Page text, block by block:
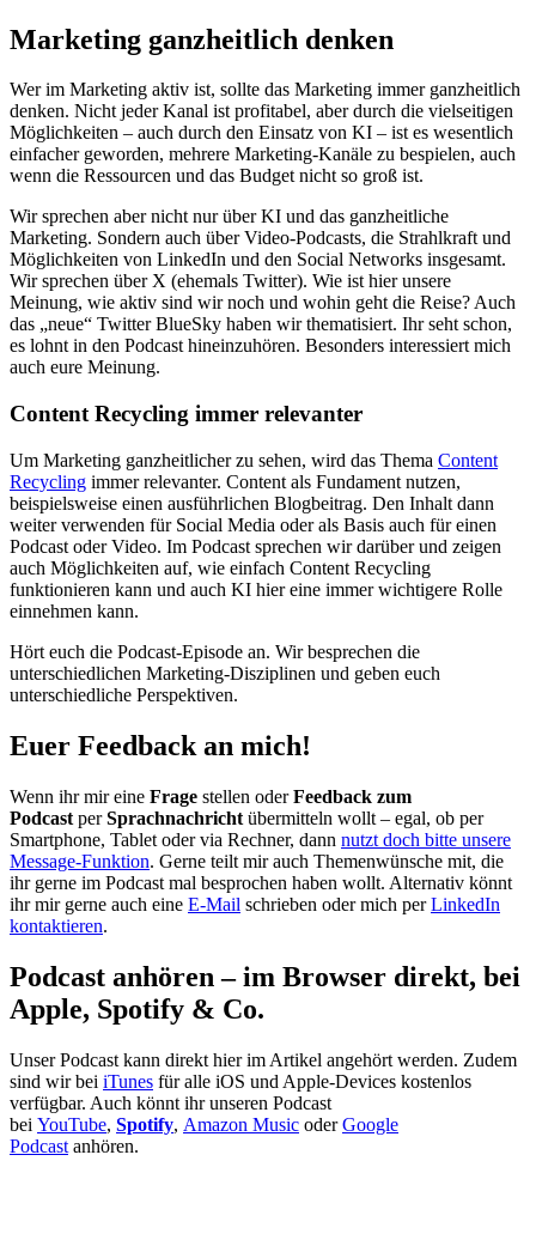
Marketing ganzheitlich denken
Wer im Marketing aktiv ist, sollte das Marketing immer ganzheitlich
denken. Nicht jeder Kanal ist profitabel, aber durch die vielseitigen
Möglichkeiten – auch durch den Einsatz von KI – ist es wesentlich
einfacher geworden, mehrere Marketing-Kanäle zu bespielen, auch
wenn die Ressourcen und das Budget nicht so groß ist.
Wir sprechen aber nicht nur über KI und das ganzheitliche
Marketing. Sondern auch über Video-Podcasts, die Strahlkraft und
Möglichkeiten von LinkedIn und den Social Networks insgesamt.
Wir sprechen über X (ehemals Twitter). Wie ist hier unsere
Meinung, wie aktiv sind wir noch und wohin geht die Reise? Auch
das „neue“ Twitter BlueSky haben wir thematisiert. Ihr seht schon,
es lohnt in den Podcast hineinzuhören. Besonders interessiert mich
auch eure Meinung.
Content Recycling immer relevanter
Um Marketing ganzheitlicher zu sehen, wird das Thema Content
Recycling immer relevanter. Content als Fundament nutzen,
beispielsweise einen ausführlichen Blogbeitrag. Den Inhalt dann
weiter verwenden für Social Media oder als Basis auch für einen
Podcast oder Video. Im Podcast sprechen wir darüber und zeigen
auch Möglichkeiten auf, wie einfach Content Recycling
funktionieren kann und auch KI hier eine immer wichtigere Rolle
einnehmen kann.
Hört euch die Podcast-Episode an. Wir besprechen die
unterschiedlichen Marketing-Disziplinen und geben euch
unterschiedliche Perspektiven.
Euer Feedback an mich!
Wenn ihr mir eine Frage stellen oderFeedback zum
Podcast perSprachnachricht übermitteln wollt – egal, ob per
Smartphone, Tablet oder via Rechner, dann nutzt doch bitte unsere
Message-Funktion. Gerne teilt mir auch Themenwünsche mit, die
ihr gerne im Podcast mal besprochen haben wollt. Alternativ könnt
ihr mir gerne auch eine E-Mail schrieben oder mich perLinkedIn
kontaktieren.
Podcast anhören – im Browser direkt, bei
Apple, Spotify & Co.
Unser Podcast kann direkt hier im Artikel angehört werden. Zudem
sind wir bei iTunes für alle iOS und Apple-Devices kostenlos
verfügbar. Auch könnt ihr unseren Podcast
bei YouTube, Spotify, Amazon Music oderGoogle
Podcast anhören.